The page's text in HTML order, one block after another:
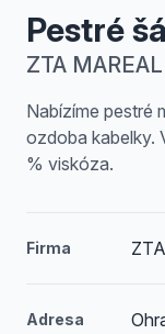
Pestré
ZTA
Nabízíme pestré
ozdoba kabelky.
% viskóza.
Firma
Adresa